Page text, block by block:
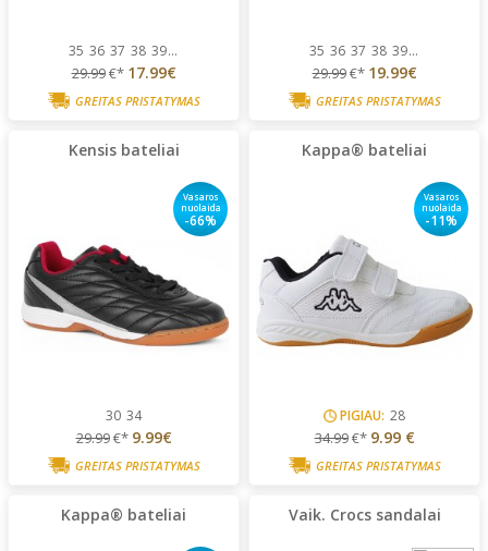
35 36 37 38 39...
29.99€* 17.99€
GREITAS PRISTATYMAS
35 36 37 38 39...
29.99€* 19.99€
GREITAS PRISTATYMAS
Kensis bateliai
Vasaros
nuolaida
-66%
30 34
29.99€* 9.99€
GREITAS PRISTATYMAS
Kappa® bateliai
Vasaros
nuolaida
-11%
PIGIAU: 28
34.99€* 9.99 €
GREITAS PRISTATYMAS
Kappa® bateliai Vaik. Crocs sandalai